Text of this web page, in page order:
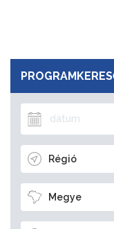
Régió
Megye